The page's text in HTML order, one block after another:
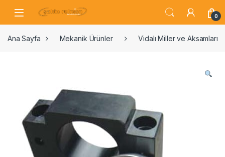
0
Ana Sayfa Mekanik Ürünler Vidalı Miller ve Aksamları